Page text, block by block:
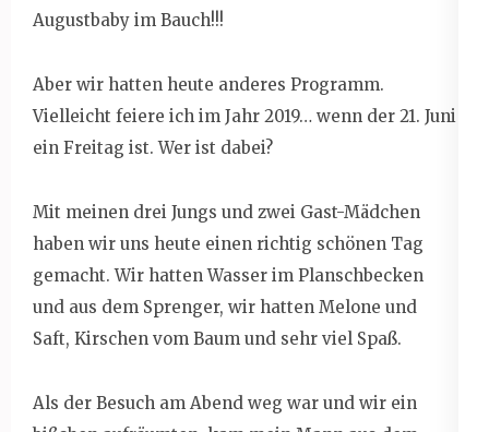
Augustbaby im Bauch!!!
Aber wir hatten heute anderes Programm.
Vielleicht feiere ich im Jahr 2019… wenn der 21. Juni
ein Freitag ist. Wer ist dabei?
Mit meinen drei Jungs und zwei Gast-Mädchen
haben wir uns heute einen richtig schönen Tag
gemacht. Wir hatten Wasser im Planschbecken
und aus dem Sprenger, wir hatten Melone und
Saft, Kirschen vom Baum und sehr viel Spaß.
Als der Besuch am Abend weg war und wir ein